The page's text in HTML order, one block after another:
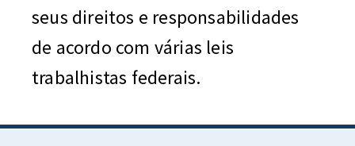
seus direitos e responsabilidades
de acordo com várias leis
trabalhistas federais.